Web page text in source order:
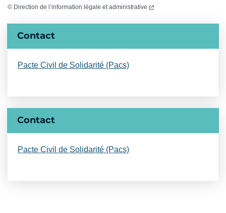
© Direction de l’information légale et administrative (ouverture dans un
Informations complémentaires
Contact
Pacte Civil de Solidarité (Pacs)
Contact
Pacte Civil de Solidarité (Pacs)